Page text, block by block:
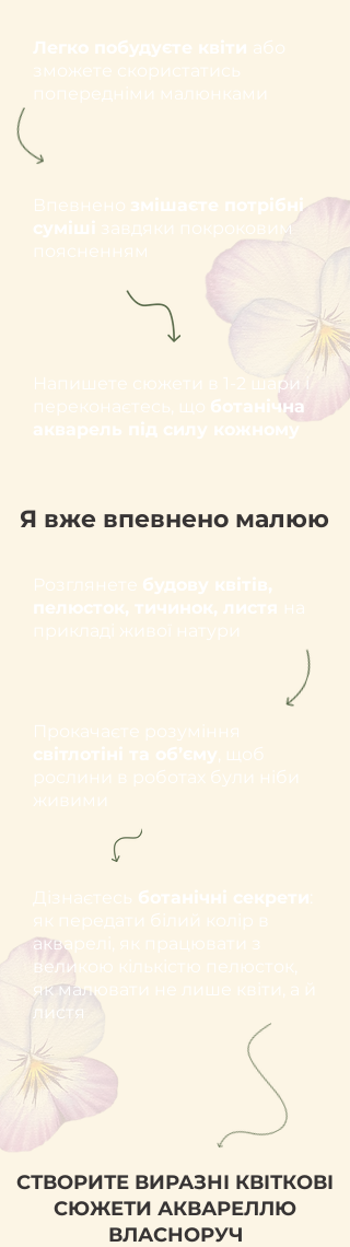
Легко побудуєте квіти або
зможете скористатись
попередніми малюнками
Впевнено змішаєте потрібні
суміші завдяки покроковим
поясненням
Напишете сюжети в 1-2 шари і
переконаєтесь, що ботанічна
акварель під силу кожному
Я вже впевнено малюю
Розглянете будову квітів,
пелюсток, тичинок, листя на
прикладі живої натури
Прокачаєте розуміння
світлотіні та об’єму, щоб
рослини в роботах були ніби
живими
СТВОРИТЕ ВИРАЗНІ КВІТКОВІ
СЮЖЕТИ АКВАРЕЛЛЮ
ВЛАСНОРУЧ
Дізнаєтесь ботанічні секрети:
як передати білий колір в
акварелі, як працювати з
великою кількістю пелюсток,
як малювати не лише квіти, а й
листя